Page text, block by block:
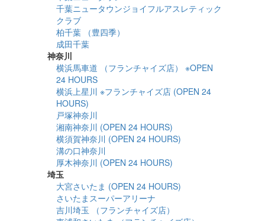
千葉ニュータウンジョイフルアスレティック
クラブ
柏千葉 （豊四季）
成田千葉
神奈川
横浜馬車道 （フランチャイズ店） ※OPEN
24 HOURS
横浜上星川 ※フランチャイズ店 (OPEN 24
HOURS)
戸塚神奈川
湘南神奈川 (OPEN 24 HOURS)
横須賀神奈川 (OPEN 24 HOURS)
溝の口神奈川
厚木神奈川 (OPEN 24 HOURS)
埼玉
大宮さいたま (OPEN 24 HOURS)
さいたまスーパーアリーナ
吉川埼玉 （フランチャイズ店）